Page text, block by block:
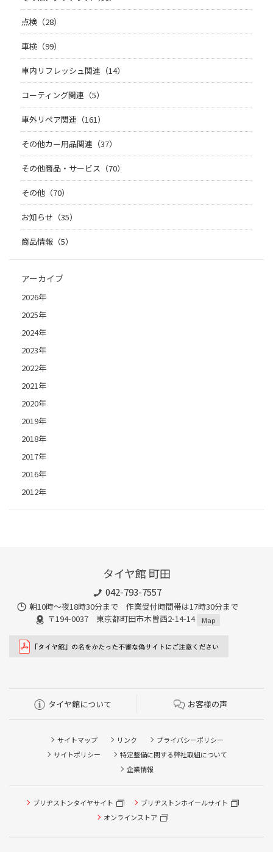
点検（28）
車検（99）
車内リフレッシュ関連（14）
コーティング関連（5）
車外リペア関連（161）
その他カー用品関連（37）
その他商品・サービス（70）
その他（70）
お知らせ（35）
商品情報（5）
アーカイブ
2026年
2025年
2024年
2023年
2022年
2021年
2020年
2019年
2018年
2017年
2016年
2012年
タイヤ館 町田
042-793-7557
朝10時～夜18時30分まで 作業受付時間帯は17時30分まで
〒194-0037 東京都町田市木曽西2-14-14
Map
タイヤ館について お客様の声
サイトマップ リンク
プライバシーポリシー
サイトポリシー
特定整備に関する弊社取組について
企業情報
ブリヂストンタイヤサイト
ブリヂストンホイールサイト
オンラインストア